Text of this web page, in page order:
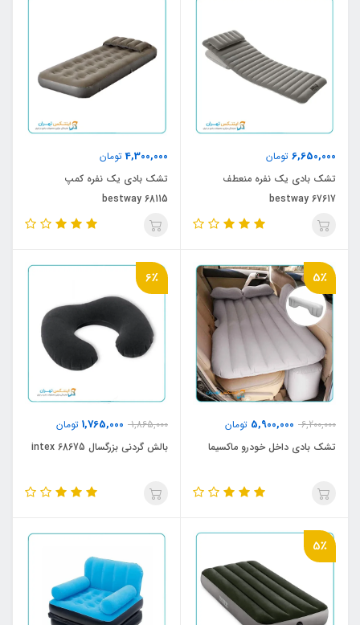
6,650,000 تومان
تشک بادی یک نفره منعطف
bestway 67617
4,300,000تومان
تشک بادی یک نفره کمپ
bestway 68115
5٪
6,200,000
5,900,000 تومان
تشک بادی داخل خودرو ماکسیما
6٪
1,865,000
1,765,000 تومان
بالش گردنی بزرگسال intex 68675
5٪